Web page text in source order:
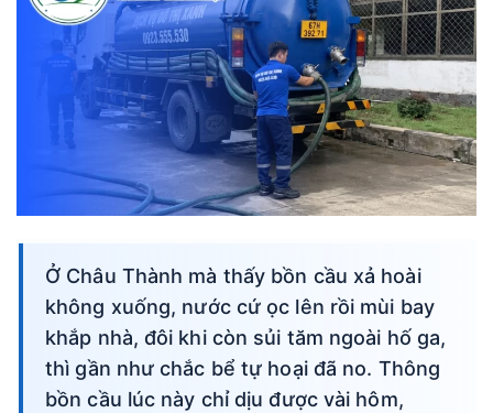
Ở Châu Thành mà thấy bồn cầu xả hoài
không xuống, nước cứ ọc lên rồi mùi bay
khắp nhà, đôi khi còn sủi tăm ngoài hố ga,
thì gần như chắc bể tự hoại đã no. Thông
bồn cầu lúc này chỉ dịu được vài hôm,